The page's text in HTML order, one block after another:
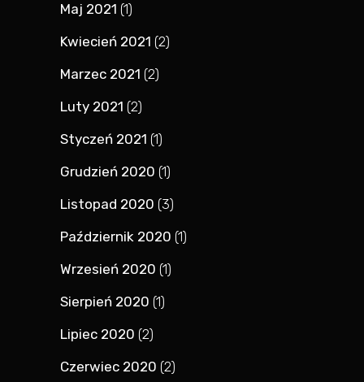
Maj 2021 (1)
Kwiecień 2021 (2)
Marzec 2021 (2)
Luty 2021 (2)
Styczeń 2021 (1)
Grudzień 2020 (1)
Listopad 2020 (3)
Październik 2020 (1)
Wrzesień 2020 (1)
Sierpień 2020 (1)
Lipiec 2020 (2)
Czerwiec 2020 (2)